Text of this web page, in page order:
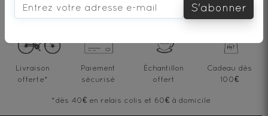
S'abonner
Livraison
offerte*
Paiement
sécurisé
Échantillon
offert
Cadeau dès
100€
*dès 40€ en relais colis et 60€ à domicile